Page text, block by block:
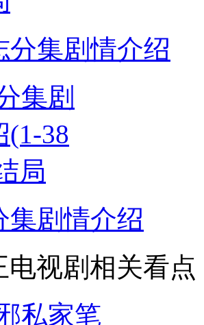
分集剧情介绍
集剧情介绍
电视剧相关看点